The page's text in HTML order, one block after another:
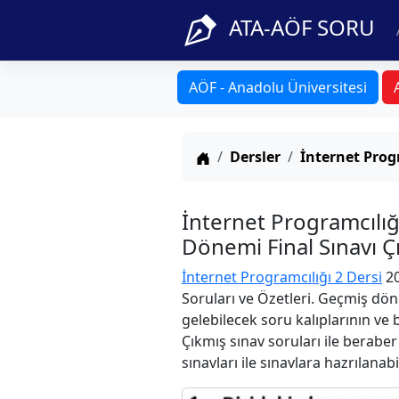
ATA-AÖF SORU
AÖF - Anadolu Üniversitesi
Anasayfa
Dersler İnternet
İnternet
Dönemi Final Sınavı
İnternet Programcılığı 2 Dersi
Soruları ve Özetleri. Geçmiş
gelebilecek soru kalıplarının
Çıkmış sınav soruları ile
sınavları ile sınavlara